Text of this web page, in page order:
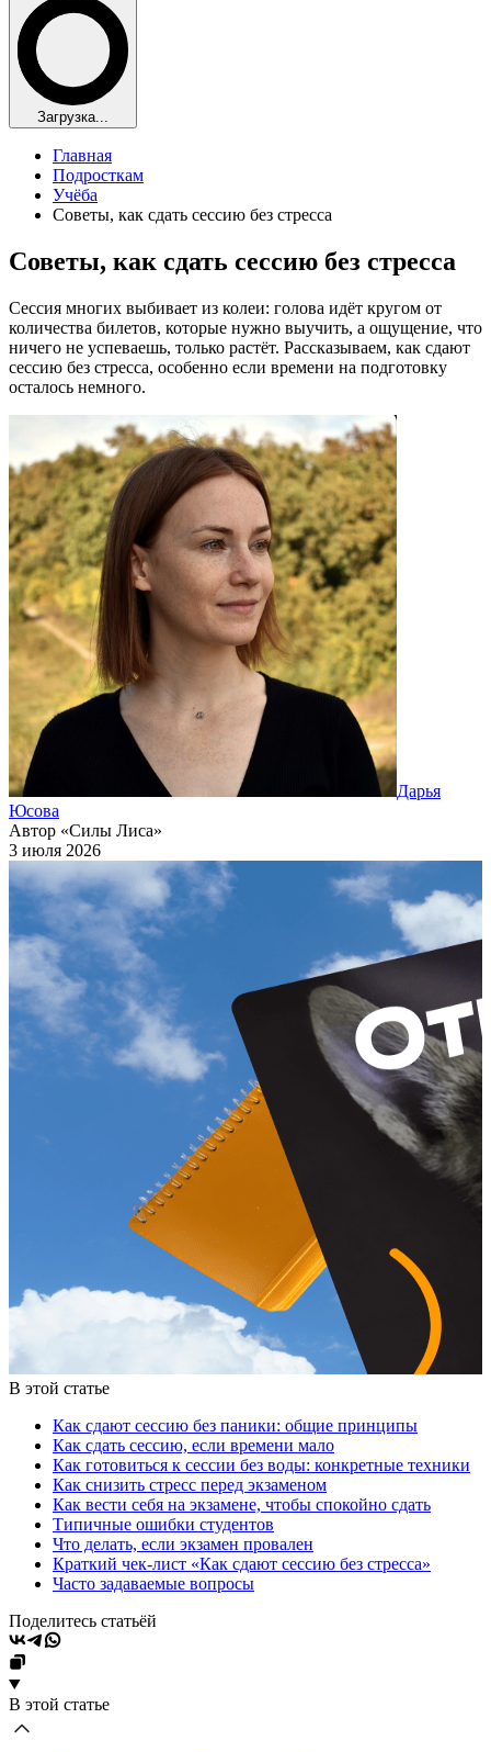
Загрузка...
Главная
Подросткам
Учёба
Советы, как сдать сессию без стресса
Советы, как сдать сессию без стресса
Сессия многих выбивает из колеи: голова идёт кругом от
количества билетов, которые нужно выучить, а ощущение, что
ничего не успеваешь, только растёт. Рассказываем, как сдают
сессию без стресса, особенно если времени на подготовку
осталось немного.
Дарья
Юсова
Автор «Силы Лиса»
3 июля 2026
В этой статье
Как сдают сессию без паники: общие принципы
Как сдать сессию, если времени мало
Как готовиться к сессии без воды: конкретные техники
Как снизить стресс перед экзаменом
Как вести себя на экзамене, чтобы спокойно сдать
Типичные ошибки студентов
Что делать, если экзамен провален
Краткий чек-лист «Как сдают сессию без стресса»
Часто задаваемые вопросы
Поделитесь статьёй
В этой статье